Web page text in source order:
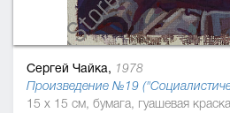
Сергей Чайка, 1978
Произведение №19
15 x 15 см, бумага, гуашевая краска